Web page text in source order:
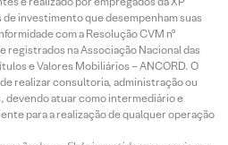
investimento que desempenham suas
com a Resolução CVM nº
registrados na Associação Nacional das
e Valores Mobiliários – ANCORD. O
realizar consultoria, administração ou
devendo atuar como intermediário e
para a realização de qualquer operação